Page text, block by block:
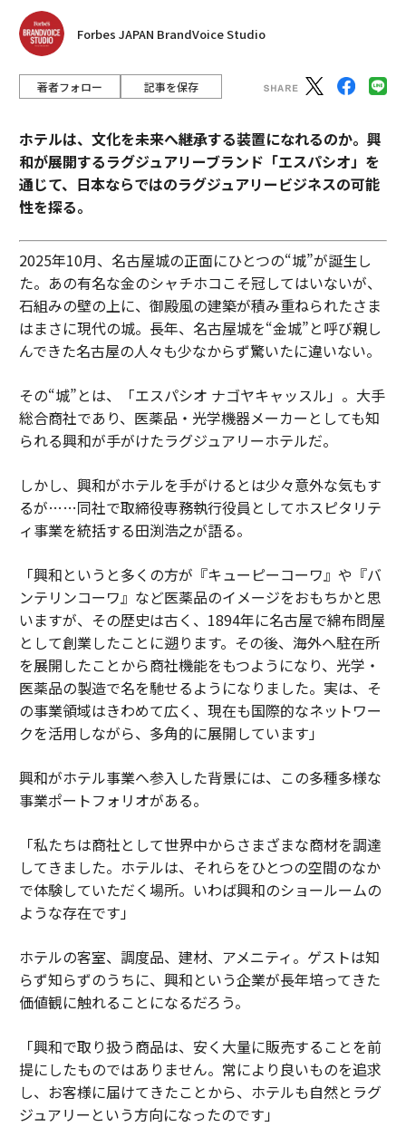
Forbes JAPAN BrandVoice Studio
著者フォロー 記事を保存
ホテルは、文化を未来へ継承する装置になれるのか。興
和が展開するラグジュアリーブランド「エスパシオ」を
通じて、日本ならではのラグジュアリービジネスの可能
性を探る。
2025年10月、名古屋城の正面にひとつの“城”が誕生し
た。あの有名な金のシャチホコこそ冠してはいないが、
石組みの壁の上に、御殿風の建築が積み重ねられたさま
はまさに現代の城。長年、名古屋城を“金城”と呼び親し
んできた名古屋の人々も少なからず驚いたに違いない。
その“城”とは、「エスパシオ ナゴヤキャッスル」。大手
総合商社であり、医薬品・光学機器メーカーとしても知
られる興和が手がけたラグジュアリーホテルだ。
しかし、興和がホテルを手がけるとは少々意外な気もす
るが……同社で取締役専務執行役員としてホスピタリテ
ィ事業を統括する田渕浩之が語る。
「興和というと多くの方が『キューピーコーワ』や『バ
ンテリンコーワ』など医薬品のイメージをおもちかと思
いますが、その歴史は古く、1894年に名古屋で綿布問屋
として創業したことに遡ります。その後、海外へ駐在所
を展開したことから商社機能をもつようになり、光学・
医薬品の製造で名を馳せるようになりました。実は、そ
の事業領域はきわめて広く、現在も国際的なネットワー
クを活用しながら、多角的に展開しています」
興和がホテル事業へ参入した背景には、この多種多様な
事業ポートフォリオがある。
「私たちは商社として世界中からさまざまな商材を調達
してきました。ホテルは、それらをひとつの空間のなか
で体験していただく場所。いわば興和のショールームの
ような存在です」
ホテルの客室、調度品、建材、アメニティ。ゲストは知
らず知らずのうちに、興和という企業が長年培ってきた
価値観に触れることになるだろう。
「興和で取り扱う商品は、安く大量に販売することを前
提にしたものではありません。常により良いものを追求
し、お客様に届けてきたことから、ホテルも自然とラグ
ジュアリーという方向になったのです」